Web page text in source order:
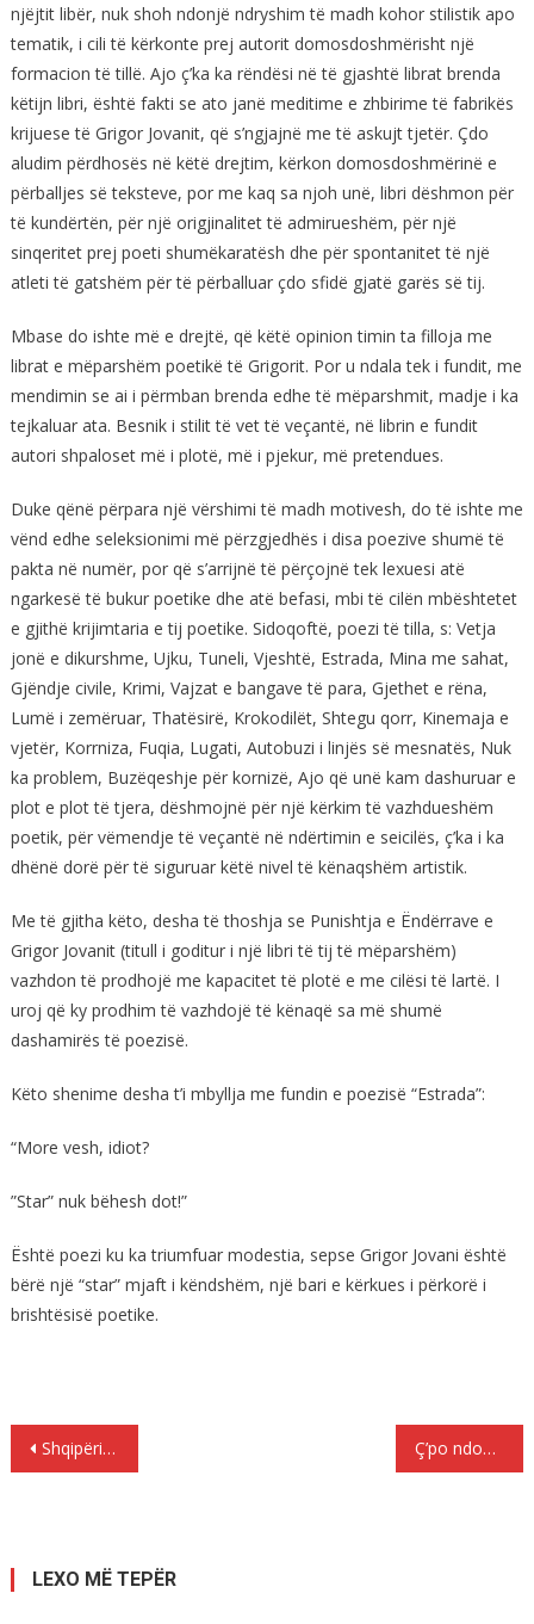
njëjtit libër, nuk shoh ndonjë ndryshim të madh kohor stilistik apo
tematik, i cili të kërkonte prej autorit domosdoshmërisht një
formacion të tillë. Ajo ç’ka ka rëndësi në të gjashtë librat brenda
këtijn libri, është fakti se ato janë meditime e zhbirime të fabrikës
krijuese të Grigor Jovanit, që s’ngjajnë me të askujt tjetër. Çdo
aludim përdhosës në këtë drejtim, kërkon domosdoshmërinë e
përballjes së teksteve, por me kaq sa njoh unë, libri dëshmon për
të kundërtën, për një origjinalitet të admirueshëm, për një
sinqeritet prej poeti shumëkaratësh dhe për spontanitet të një
atleti të gatshëm për të përballuar çdo sfidë gjatë garës së tij.
Mbase do ishte më e drejtë, që këtë opinion timin ta filloja me
librat e mëparshëm poetikë të Grigorit. Por u ndala tek i fundit, me
mendimin se ai i përmban brenda edhe të mëparshmit, madje i ka
tejkaluar ata. Besnik i stilit të vet të veçantë, në librin e fundit
autori shpaloset më i plotë, më i pjekur, më pretendues.
Duke qënë përpara një vërshimi të madh motivesh, do të ishte me
vënd edhe seleksionimi më përzgjedhës i disa poezive shumë të
pakta në numër, por që s’arrijnë të përçojnë tek lexuesi atë
ngarkesë të bukur poetike dhe atë befasi, mbi të cilën mbështetet
e gjithë krijimtaria e tij poetike. Sidoqoftë, poezi të tilla, s: Vetja
jonë e dikurshme, Ujku, Tuneli, Vjeshtë, Estrada, Mina me sahat,
Gjëndje civile, Krimi, Vajzat e bangave të para, Gjethet e rëna,
Lumë i zemëruar, Thatësirë, Krokodilët, Shtegu qorr, Kinemaja e
vjetër, Korrniza, Fuqia, Lugati, Autobuzi i linjës së mesnatës, Nuk
ka problem, Buzëqeshje për kornizë, Ajo që unë kam dashuruar e
plot e plot të tjera, dëshmojnë për një kërkim të vazhdueshëm
poetik, për vëmendje të veçantë në ndërtimin e seicilës, ç’ka i ka
dhënë dorë për të siguruar këtë nivel të kënaqshëm artistik.
Me të gjitha këto, desha të thoshja se Punishtja e Ëndërrave e
Grigor Jovanit (titull i goditur i një libri të tij të mëparshëm)
vazhdon të prodhojë me kapacitet të plotë e me cilësi të lartë. I
uroj që ky prodhim të vazhdojë të kënaqë sa më shumë
dashamirës të poezisë.
Këto shenime desha t’i mbyllja me fundin e poezisë “Estrada”:
“More vesh, idiot?
”Star” nuk bëhesh dot!”
Është poezi ku ka triumfuar modestia, sepse Grigor Jovani është
bërë një “star” mjaft i këndshëm, një bari e kërkues i përkorë i
brishtësisë poetike.
Lëvizje
Shqipëria oligarkike e kriminale, hallka më dobët në NATO, siguria e saj e rrezikuar në ekstrem… Ç’po ndodh me sistemin politik shqiptar?
LEXO MË TEPËR